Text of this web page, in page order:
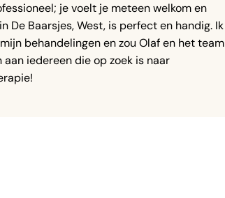
je voelt je meteen welkom en
De Baarsjes, West, is perfect en handig. Ik
behandelingen en zou Olaf en het team
iedereen die op zoek is naar